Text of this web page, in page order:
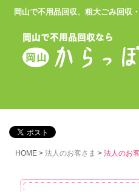
岡山で不用品回収、粗大ごみ回収
HOME > 法人のお客さま > 法人のお